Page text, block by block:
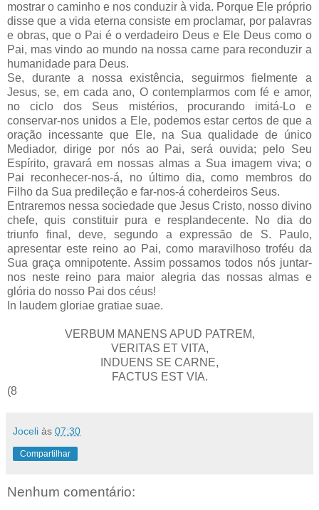
mostrar o caminho e nos conduzir à vida. Porque Ele próprio
disse que a vida eterna consiste em proclamar, por palavras
e obras, que o Pai é o verdadeiro Deus e Ele Deus como o
Pai, mas vindo ao mundo na nossa carne para reconduzir a
humanidade para Deus.
Se, durante a nossa existência, seguirmos fielmente a
Jesus, se, em cada ano, O contemplarmos com fé e amor,
no ciclo dos Seus mistérios, procurando imitá-Lo e
conservar-nos unidos a Ele, podemos estar certos de que a
oração incessante que Ele, na Sua qualidade de único
Mediador, dirige por nós ao Pai, será ouvida; pelo Seu
Espírito, gravará em nossas almas a Sua imagem viva; o
Pai reconhecer-nos-á, no último dia, como membros do
Filho da Sua predileção e far-nos-á coherdeiros Seus.
Entraremos nessa sociedade que Jesus Cristo, nosso divino
chefe, quis constituir pura e resplandecente. No dia do
triunfo final, deve, segundo a expressão de S. Paulo,
apresentar este reino ao Pai, como maravilhoso troféu da
Sua graça omnipotente. Assim possamos todos nós juntar-
nos neste reino para maior alegria das nossas almas e
glória do nosso Pai dos céus!
In laudem gloriae gratiae suae.
VERBUM MANENS APUD PATREM,
VERITAS ET VITA,
INDUENS SE CARNE,
FACTUS EST VIA.
(8
Joceli às 07:30
Compartilhar
Nenhum comentário: